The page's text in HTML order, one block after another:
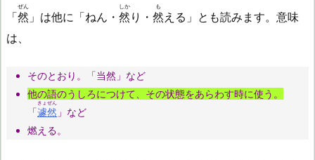
「然
ぜん
」は他に「ねん・ 然
しか
り・ 然
も
える」とも読みます。意味
は、
そのとおり。「当然」など
他の語のうしろにつけて、その状態をあらわす時に使う。
「遽然
きょぜん
」など
燃える。